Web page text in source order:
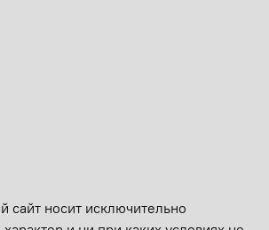
сайт носит исключительно